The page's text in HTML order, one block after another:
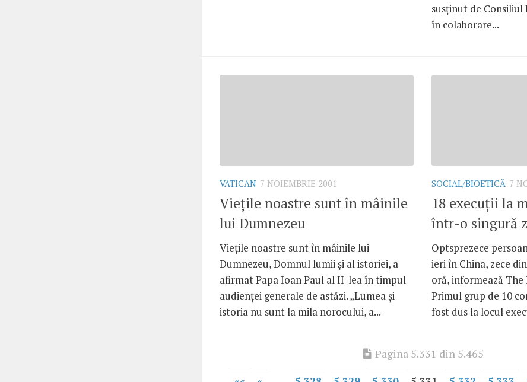
susţinut de
în colaborare...
VATICAN 7 NOIEMBRIE 2001
Vieţile noastre sunt în mâinile
lui Dumnezeu
Vieţile noastre sunt în mâinile lui
Dumnezeu, Domnul lumii şi al istoriei, a
afirmat Papa Ioan Paul al II-lea în timpul
audienţei generale de astăzi. „Lumea şi
istoria nu sunt la mila norocului, a...
SOCIAL/BIOETICĂ 7
18 execuţii la
într-o singură
Optsprezece
ieri în China, zece
oră, informează The
Primul grup de 10
fost dus la locul
Pagina 5.331 din 5.465